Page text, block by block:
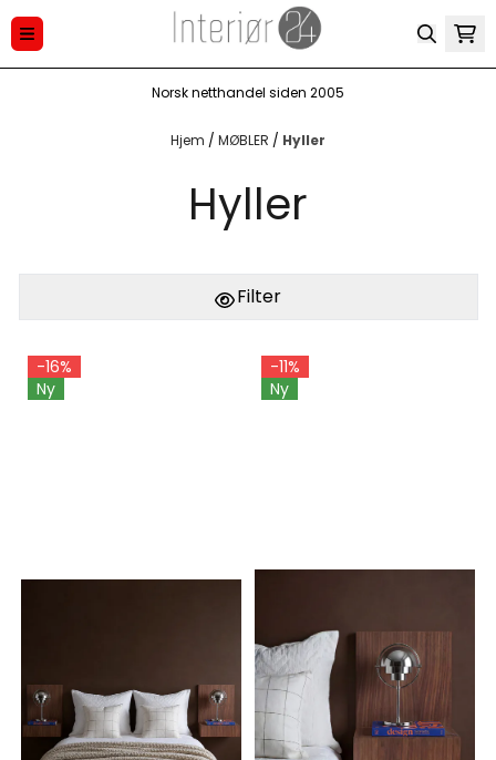
Hopp til innhold
Norsk netthandel siden 2005
Hjem / MØBLER / Hyller
Hyller
Filter
-16%
Ny
-11%
Ny